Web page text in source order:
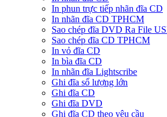
In phun trực tiếp nhãn đĩa CD
In nhãn đĩa CD TPHCM
Sao chép đĩa DVD Ra File
Sao chép đĩa CD TPHCM
In vỏ đĩa CD
In bìa đĩa CD
In nhãn đĩa Lightscribe
Ghi đĩa số lượng lớn
Ghi đĩa CD
Ghi đĩa DVD
Ghi đĩa CD theo yêu cầu